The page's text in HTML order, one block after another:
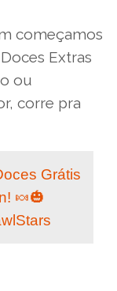
começamos
Extras
ou
corre pra
Grátis
🍬🎃